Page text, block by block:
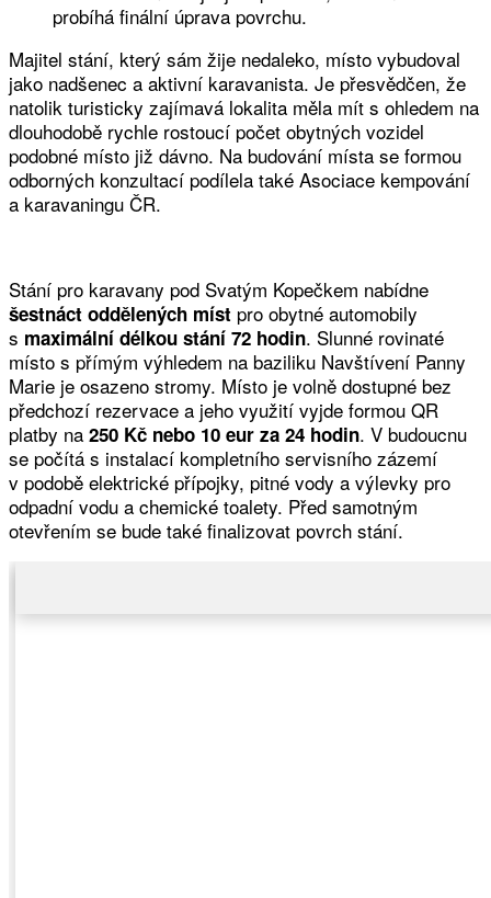
probíhá finální úprava povrchu.
Majitel stání, který sám žije nedaleko, místo vybudoval
jako nadšenec a aktivní karavanista. Je přesvědčen, že
natolik turisticky zajímavá lokalita měla mít s ohledem na
dlouhodobě rychle rostoucí počet obytných vozidel
podobné místo již dávno. Na budování místa se formou
odborných konzultací podílela také Asociace kempování
a karavaningu ČR.
Stání pro karavany pod Svatým Kopečkem nabídne
šestnáct oddělených míst pro obytné automobily
s maximální délkou stání 72 hodin. Slunné rovinaté
místo s přímým výhledem na baziliku Navštívení Panny
Marie je osazeno stromy. Místo je volně dostupné bez
předchozí rezervace a jeho využití vyjde formou QR
platby na 250 Kč nebo 10 eur za 24 hodin. V budoucnu
se počítá s instalací kompletního servisního zázemí
v podobě elektrické přípojky, pitné vody a výlevky pro
odpadní vodu a chemické toalety. Před samotným
otevřením se bude také finalizovat povrch stání.